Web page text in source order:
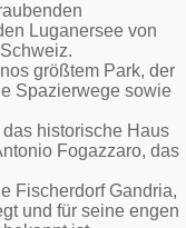
Luganersee von
größtem Park, der
Spazierwege sowie
historische Haus
Fogazzaro, das
Fischerdorf Gandria,
und für seine engen